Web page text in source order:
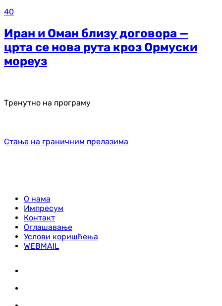
40
Иран и Оман близу договора —
црта се нова рута кроз Ормуски
мореуз
Тренутно на програму
Стање на граничним прелазима
О нама
Импресум
Контакт
Оглашавање
Услови коришћења
WEBMAIL